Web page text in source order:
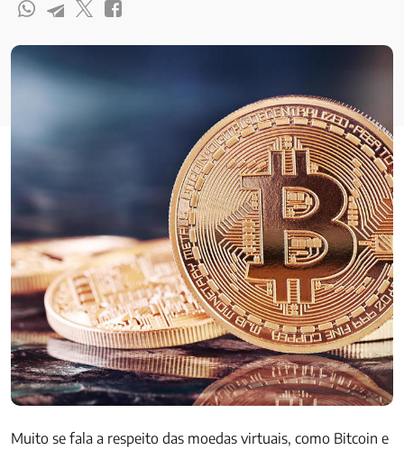
Muito se fala a respeito das moedas virtuais, como Bitcoin e